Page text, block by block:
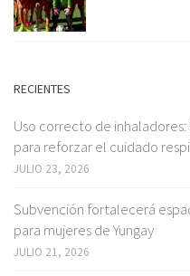
RECIENTES
Uso correcto de
para reforzar el cuidado
JULIO 23, 2026
Subvención fortalecerá
para mujeres de Yungay
JULIO 21, 2026